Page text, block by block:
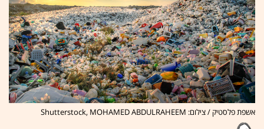
אשפת פלסטיק / צילום: Shutterstock, MOHAMED ABDULRAHEEM